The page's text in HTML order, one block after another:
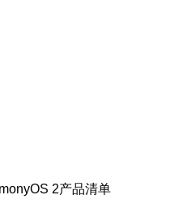
2产品清单